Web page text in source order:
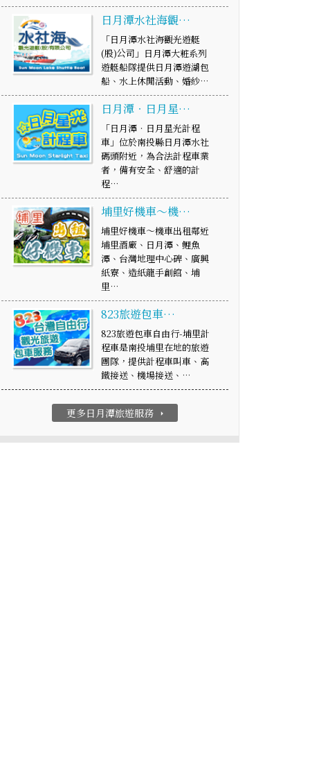
日月潭水社海觀…
「日月潭水社海觀光遊艇
(股)公司」日月潭大粧系列
遊艇船隊提供日月潭遊湖包
船、水上休閒活動、婚紗…
日月潭‧日月星…
「日月潭‧日月星光計程
車」位於南投縣日月潭水社
碼頭附近，為合法計程車業
者，備有安全、舒適的計
程…
埔里好機車～機…
埔里好機車～機車出租鄰近
埔里酒廠、日月潭、鯉魚
潭、台灣地理中心碑、廣興
紙寮、造紙龍手創館、埔
里…
823旅遊包車…
823旅遊包車自由行-埔里計
程車是南投埔里在地的旅遊
團隊，提供計程車叫車、高
鐵接送、機場接送、…
更多日月潭旅遊服務 arrow_right